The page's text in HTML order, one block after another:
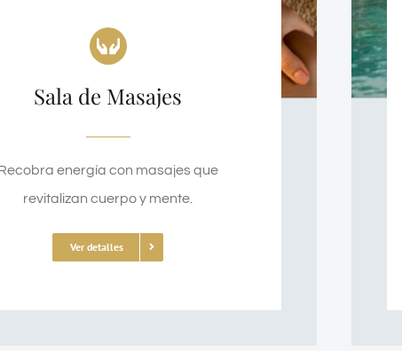
Sala de Masajes
energía con masajes que
revitalizan cuerpo y mente.
Ver detalles